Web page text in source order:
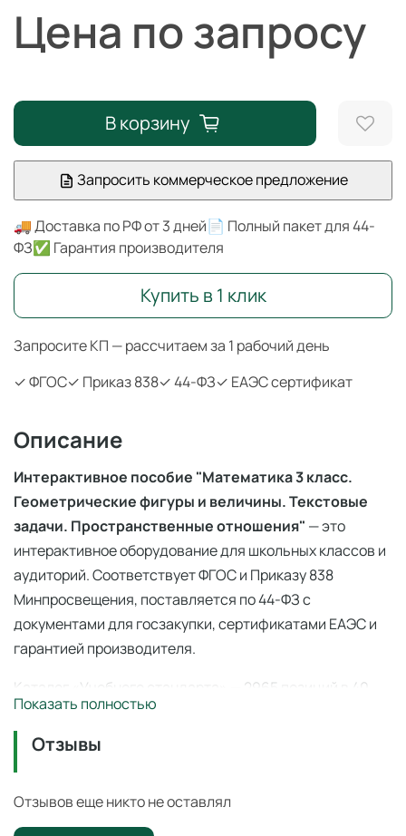
Цена по запросу
Запросите КП — рассчитаем за 1 рабочий день
✓ ФГОС✓ Приказ 838✓ 44-ФЗ✓ ЕАЭС сертификат
В корзину
Запросить коммерческое предложение
🚚 Доставка по РФ от 3 дней📄 Полный пакет для 44-
ФЗ✅ Гарантия производителя
Купить в 1 клик
Описание
Интерактивное пособие "Математика 3 класс.
Геометрические фигуры и величины. Текстовые
задачи. Пространственные отношения" — это
интерактивное оборудование для школьных классов и
аудиторий. Соответствует ФГОС и Приказу 838
Минпросвещения, поставляется по 44-ФЗ с
документами для госзакупки, сертификатами ЕАЭС и
гарантией производителя.
Каталог «Учебного стандарта» — 2965 позиций в 40
категориях поФГОСи
(перечень средств обучения). Поставка по
России — 3–14 дней со склада в Ангарске.
Показать полностью
Отзывы
Отзывов еще никто не оставлял